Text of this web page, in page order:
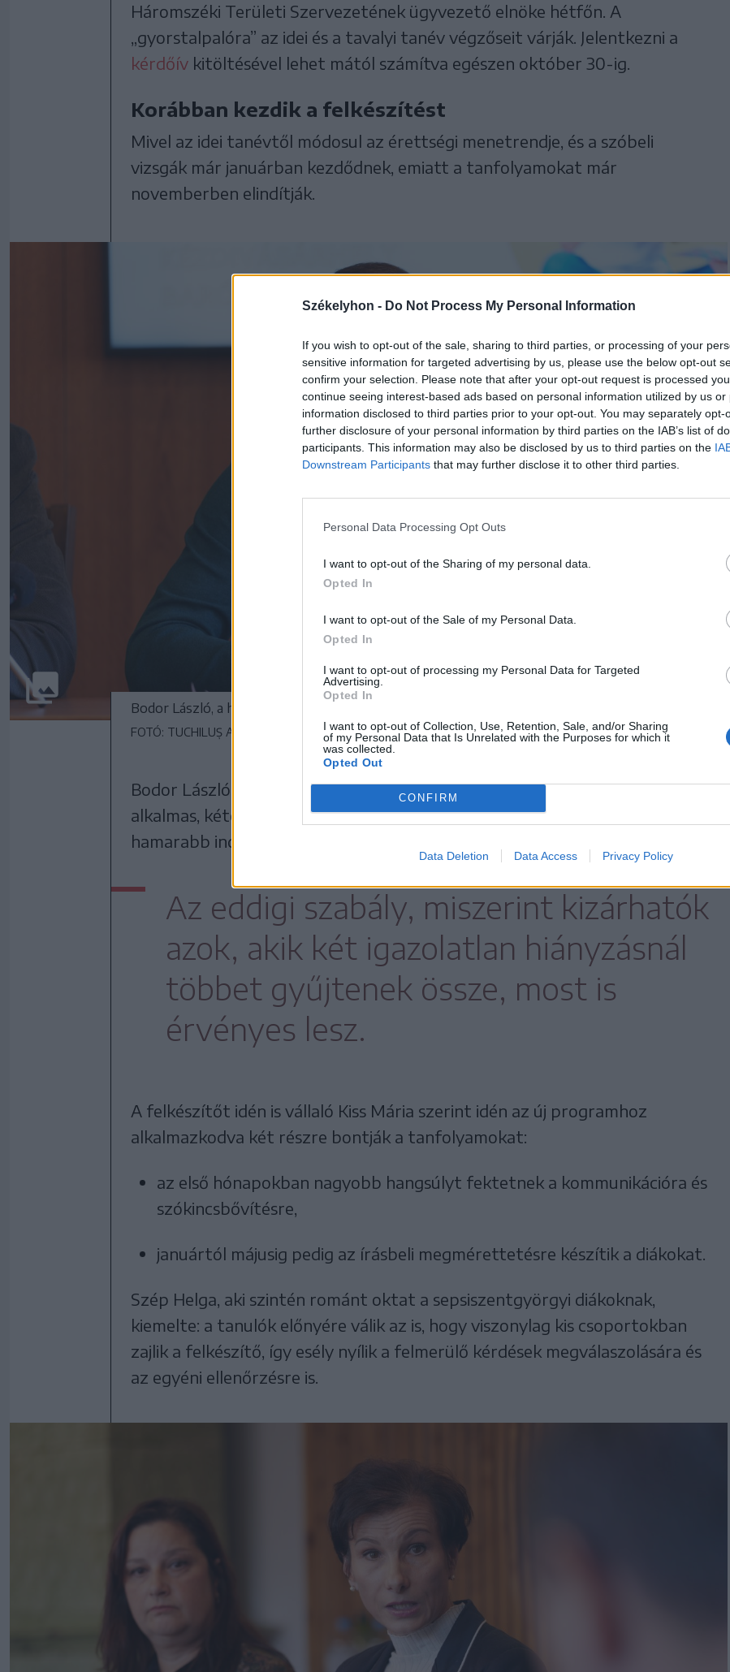
Székelyhon - Do Not Process My Personal Information
If you wish to opt-out of the sale, sharing to third parties, or processing of your
sensitive information for targeted advertising by us, please use the below opt-out
confirm your selection. Please note that after your opt-out request is processed
continue seeing interest-based ads based on personal information utilized by us or
information disclosed to third parties prior to your opt-out. You may separately opt-
further disclosure of your personal information by third parties on the IAB’s list of
participants. This information may also be disclosed by us to third parties on the
Downstream Participants that may further disclose it to other third parties.
Personal Data Processing Opt Outs
I want to opt-out of the Sharing of my personal data.
Opted In
I want to opt-out of the Sale of my Personal Data.
Opted In
I want to opt-out of processing my Personal Data for Targeted
Advertising.
Opted In
I want to opt-out of Collection, Use, Retention, Sale, and/or Sharing
of my Personal Data that Is Unrelated with the Purposes for which it
was collected.
Opted Out
CONFIRM
Data Deletion Data Access Privacy Policy
Háromszéki Területi Szervezetének ügyvezető elnöke hétfőn. A
„gyorstalpalóra” az idei és a tavalyi tanév végzőseit várják. Jelentkezni a
kérdőív kitöltésével lehet mától számítva egészen október 30-ig.
Korábban kezdik a felkészítést
Mivel az idei tanévtől módosul az érettségi menetrendje, és a szóbeli
vizsgák már januárban kezdődnek, emiatt a tanfolyamokat már
novemberben elindítják.
Bodor László, a háromszéki RMDSZ ügyvezető elnöke
FOTÓ: TUCHILUȘ ALEX
Bodor László emlékeztetett: tavaly 307 diáknak biztosítottak tizenkét
alkalmas, kétórás tömbökben tartott felkészítőt, azonban idén jóval
hamarabb indul a program, emiatt több alkalomra kell számítani.
Az eddigi szabály, miszerint kizárhatók
azok, akik két igazolatlan hiányzásnál
többet gyűjtenek össze, most is
érvényes lesz.
A felkészítőt idén is vállaló Kiss Mária szerint idén az új programhoz
alkalmazkodva két részre bontják a tanfolyamokat:
az első hónapokban nagyobb hangsúlyt fektetnek a kommunikációra és
szókincsbővítésre,
januártól májusig pedig az írásbeli megmérettetésre készítik a diákokat.
Szép Helga, aki szintén románt oktat a sepsiszentgyörgyi diákoknak,
kiemelte: a tanulók előnyére válik az is, hogy viszonylag kis csoportokban
zajlik a felkészítő, így esély nyílik a felmerülő kérdések megválaszolására és
az egyéni ellenőrzésre is.